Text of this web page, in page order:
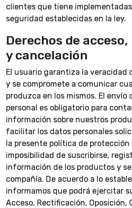
clientes que tiene
seguridad establecidas en la ley.
Derechos de
y cancelación
El usuario garantiza la veracidad
y se compromete a comunicar
produzca en los mismos. El
personal es obligatorio para
información sobre nuestros
facilitar los datos personales
la presente política de protección
imposibilidad de suscribirse,
información de los productos y
compañía. De acuerdo a lo
informamos que podrá ejercitar
Acceso, Rectificación, Oposición,